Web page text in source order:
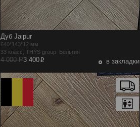
Дуб Jaipur
640*143*12 мм
33 класс, THYS group Бельгия
4 000 Р3 400p в закладки